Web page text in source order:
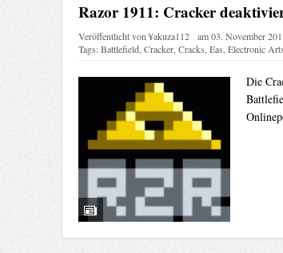
Razor 1911: Cracker
Veröffentlicht von¥akuza112 am03. November
Tags:Battlefield,Cracker,Cracks,Eas,Electronic Arts
Die